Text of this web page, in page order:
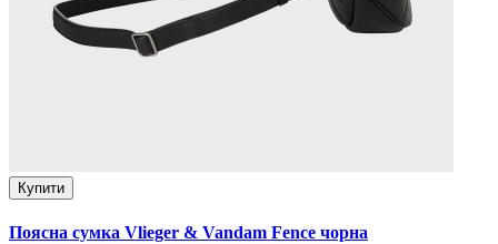
Купити
Поясна сумка Vlieger & Vandam Fence чорна